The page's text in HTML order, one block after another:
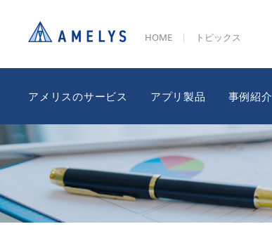
HOME トピックス
アメリスのサービス アプリ製品 事例紹介